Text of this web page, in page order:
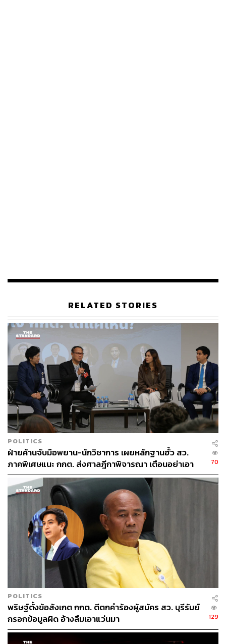
รองศาสตราจารย์ ดร.อิสสรีย์ หรรษาจรูญโรจน์ ให้
ความเห็นชอบ 30 เสียง ไม่ให้ความเห็นชอบ 149 เสียง
ไม่ออกเสียง 21 เสียง
นายประชา เตรัตน์ ให้ความเห็นชอบ 57 เสียง ไม่ให้
ความเห็นชอบ 125 เสียง ไม่ออกเสียง 18 เสียง
นายฉัตรไชย จันทร์พรายศรี ให้ความเห็นชอบ 46 เสียง
ไม่ให้ความเห็นชอบ 128 เสียง ไม่ออกเสียง 26 เสียง
นายปกรณ์ มหรรณพ ให้ความเห็นชอบ 41 เสียง ไม่ให้
ความเห็นชอบ 130 เสียง ไม่ออกเสียง 29 เสียง
ผลการออกเสียงลงคะแนนปรากฏว่า บุคคลผู้ได้รับการเสนอ
ชื่อให้ดำรงตำแหน่งกรรมการการเลือกตั้งทั้ง 7 คน ได้รับ
ความเห็นชอบด้วยคะแนนเสียงน้อยกว่ากึ่งหนึ่งของจำนวน
สมาชิกทั้งหมดเท่าที่มีอยู่ของสภานิติบัญญัติแห่งชาติ (ปัจจุบัน
มีจำนวน 248 คน คะแนนเสียงน้อยกว่ากึ่งหนึ่ง คือน้อยกว่า
124 คะแนน) จึงถือว่าไม่ได้รับความเห็นชอบให้ดำรง
ตำแหน่งกรรมการการเลือกตั้ง
นายพรเพชร วิชิตชลชัย ประธาน สนช. เปิดเผยว่า การที่
สนช. เสียงข้างมากไม่ให้ความเห็นชอบผู้สมัคร กกต. และมี
ความเห็นไปในทิศทางเดียวกันนั้น ไม่น่าจะมีคำสั่งมาจาก
คณะรักษาความสงบแห่งชาติ หรือ คสช. และไม่ทราบว่าที่
ประชุมมีการพูดกันอย่างไร จึงทำให้เกิดการตั้งข้อสังเกตไป
ในทิศทางดังกล่าว
RELATED STORIES
POLITICS
ฝ่ายค้านจับมือพยาน-นักวิชาการ เผยหลักฐานฮั้ว สว.
ภาคพิเศษแนะ กกต. ส่งศาลฎีกาพิจารณา เตือนอย่าเอา
ตัวเป็นตู้รับกระสุนแทน
70
POLITICS
พริษฐ์ตั้งข้อสังเกต กกต. ตีตกคำร้องผู้สมัคร สว. บุรีรัมย์
กรอกข้อมูลผิด อ้างลืมเอาแว่นมา
129